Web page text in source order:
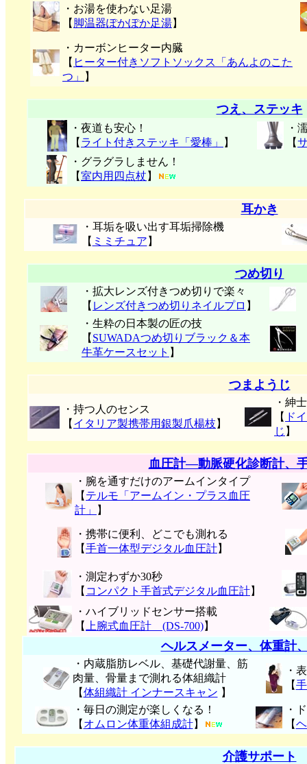
・お湯を使わない足湯
【 脚温器ぽかぽか足湯】
・カーボンヒーター内臓
【 ヒーター付きソフトソックス「あんよのこた
つ」
】
つえ、ステッキ
・夜道も安心！
【 ライト付きステッキ「愛棒」 】
・
【
・グラグラしません！
【室内用四点杖 】
耳かき
・耳垢を吸い出す耳垢掃除機
【 ミミチュア 】
つめ切り
・拡大レンズ付きつめ切りで楽々
【 レンズ付きつめ切りネイルプロ 】
・生粋の日本製の匠の技
【 SUWADAつめ切りブラック＆本
牛革ケースセット 】
つまようじ
・持つ人のセンス
【 イタリア製携帯用銀製爪楊枝 】
・紳
【 ド
じ 】
血圧計―動脈硬化診断計、
・腕を通すだけのアームインタイプ
【 テルモ「アームイン・プラス血圧
計」
】
・携帯に便利、どこでも測れる
【手首一体型デジタル血圧計】
・測定わずか30秒
【 コンパクト手首式デジタル血圧計】
・ハイブリッドセンサー搭載
【
上腕式血圧計 (DS-700)】
ヘルスメーター、体重計
・内蔵脂肪レベル、基礎代謝量、筋
肉量、骨量まで測れる体組織計
【体組織計 インナースキャン 】
・
【
・毎日の測定が楽しくなる！
【 オムロン体重体組成計】
・
【
介護サポート